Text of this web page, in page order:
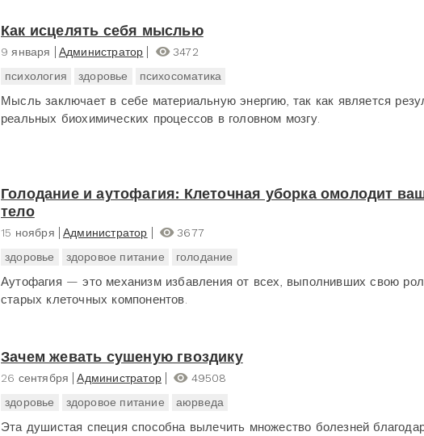
Как исцелять себя мыслью
9 января Администратор
3472
психология
здоровье психосоматика
Мысль заключает в себе материальную энергию, так как является
реальных биохимических процессов в головном мозгу.
Голодание и аутофагия: Клеточная уборка омолодит
тело
15 ноября Администратор
3677
здоровье
здоровое питание голодание
Аутофагия — это механизм избавления от всех, выполнивших свою
старых клеточных компонентов.
Зачем жевать сушеную гвоздику
26 сентября Администратор
49508
здоровье
здоровое питание аюрведа
Эта душистая специя способна вылечить множество болезней